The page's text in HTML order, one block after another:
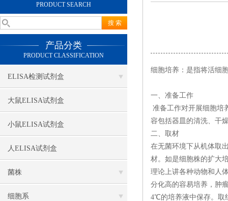
PRODUCT SEARCH
产品分类
PRODUCT CLASSIFICATION
ELISA检测试剂盒
大鼠ELISA试剂盒
小鼠ELISA试剂盒
人ELISA试剂盒
菌株
细胞系
细胞培养：是指将活细
一、准备工作
准备工作对开展细胞培
容包括器皿的清洗、干
二、取材
在无菌环境下从机体取
材。如是细胞株的扩大
理论上讲各种动物和人
分化高的容易培养，肿
4℃的培养液中保存。取